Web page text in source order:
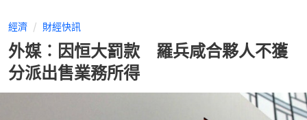
經濟 財經快訊
外媒︰因恒大罰款 羅兵咸合夥人不獲
分派出售業務所得